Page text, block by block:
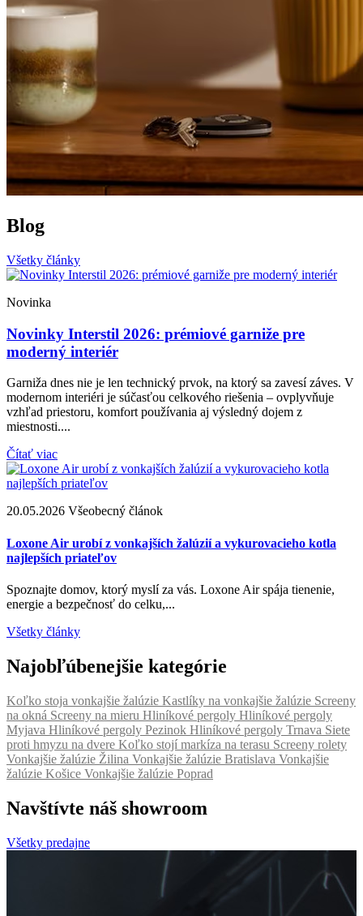
Blog
Všetky články
Novinka
Novinky Interstil 2026: prémiové garniže pre
moderný interiér
Garniža dnes nie je len technický prvok, na ktorý sa zavesí záves. V
modernom interiéri je súčasťou celkového riešenia – ovplyvňuje
vzhľad priestoru, komfort používania aj výsledný dojem z
miestnosti....
Čítať viac
20.05.2026 Všeobecný článok
Loxone Air urobí z vonkajších žalúzií a vykurovacieho kotla
najlepších priateľov
Spoznajte domov, ktorý myslí za vás. Loxone Air spája tienenie,
energie a bezpečnosť do celku,...
Všetky články
Najobľúbenejšie kategórie
Koľko stoja vonkajšie žalúzie Kastlíky na vonkajšie žalúzie Screeny
na okná Screeny na mieru Hliníkové pergoly Hliníkové pergoly
Myjava Hliníkové pergoly Pezinok Hliníkové pergoly Trnava Siete
proti hmyzu na dvere Koľko stojí markíza na terasu Screeny rolety
Vonkajšie žalúzie Žilina Vonkajšie žalúzie Bratislava Vonkajšie
žalúzie Košice Vonkajšie žalúzie Poprad
Navštívte náš showroom
Všetky predajne